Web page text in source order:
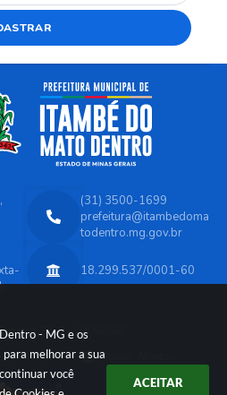
- MG e os
melhorar a sua
você
ACEITAR
(31) 3500-1699
prefeitura@itambedoma
todentro.mg.gov.br
18.299.537/0001-60
3.5.3 - 19/06/2026
04/08/2026 11:17 Dados Abertos